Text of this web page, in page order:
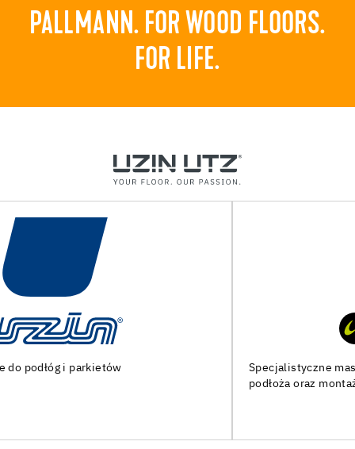
PALLMANN. FOR WOOD FLOORS.
FOR LIFE.
Specjalistyczne maszyny i narzędzia do przygotowania